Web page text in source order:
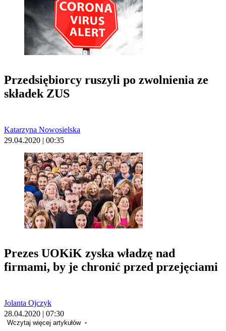
Przedsiębiorcy ruszyli po zwolnienia ze
składek ZUS
Katarzyna Nowosielska
29.04.2020 | 00:35
Prezes UOKiK zyska władzę nad
firmami, by je chronić przed przejęciami
Jolanta Ojczyk
28.04.2020 | 07:30
Wczytaj więcej artykułów